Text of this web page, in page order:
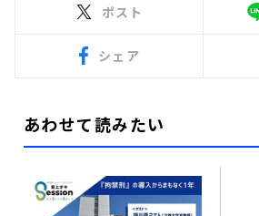
ポスト
シェア
あわせて読みたい